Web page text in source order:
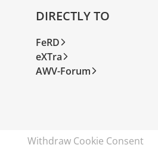
DIRECTLY TO
FeRD
eXTra
AWV-Forum
Withdraw Cookie Consent